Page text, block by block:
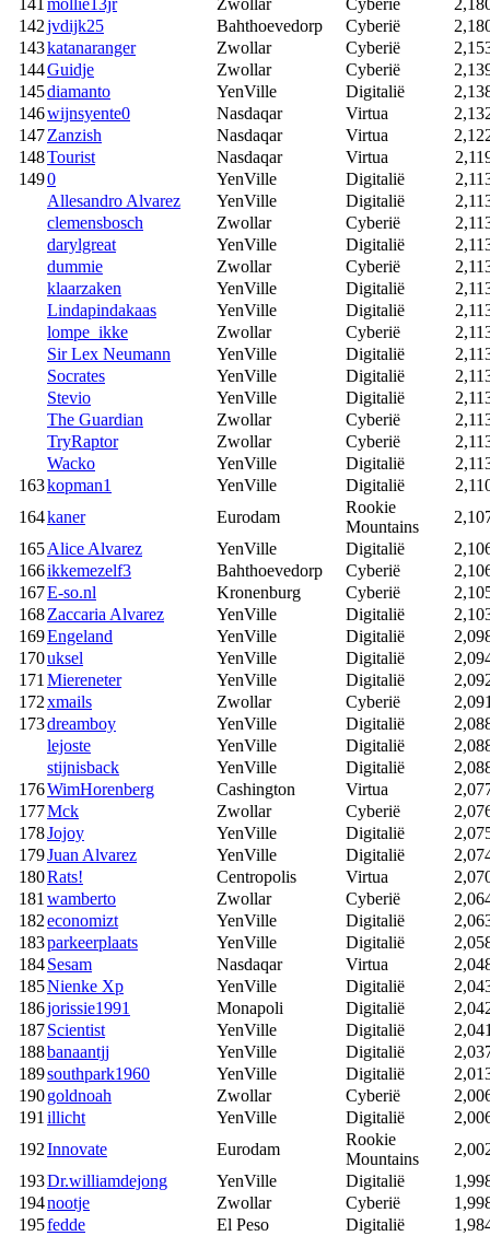
141mollie13jr Zwollar Cyberië
142jvdijk25 Bahthoevedorp Cyberië
143katanaranger Zwollar Cyberië
144Guidje Zwollar Cyberië
145diamanto YenVille Digitalië
146wijnsyente0 Nasdaqar Virtua
147Zanzish Nasdaqar Virtua
148Tourist Nasdaqar Virtua
1490 YenVille Digitalië
Allesandro Alvarez
YenVille Digitalië
clemensbosch
Zwollar Cyberië
darylgreat
YenVille Digitalië
dummie
Zwollar Cyberië
klaarzaken
YenVille Digitalië
Lindapindakaas
YenVille Digitalië
lompe_ikke
Zwollar Cyberië
Sir Lex Neumann
YenVille Digitalië
Socrates
YenVille Digitalië
Stevio
YenVille Digitalië
The Guardian
Zwollar Cyberië
TryRaptor
Zwollar Cyberië
Wacko
YenVille Digitalië
163kopman1 YenVille Digitalië
164kaner Eurodam
Rookie
Mountains
165Alice Alvarez YenVille Digitalië
166ikkemezelf3 Bahthoevedorp Cyberië
167E-so.nl Kronenburg Cyberië
168Zaccaria Alvarez YenVille Digitalië
169Engeland YenVille Digitalië
170uksel YenVille Digitalië
171Miereneter YenVille Digitalië
172xmails Zwollar Cyberië
173dreamboy YenVille Digitalië
lejoste
YenVille Digitalië
stijnisback
YenVille Digitalië
176WimHorenberg Cashington Virtua
177Mck Zwollar Cyberië
178Jojoy YenVille Digitalië
179Juan Alvarez YenVille Digitalië
180Rats! Centropolis Virtua
181wamberto Zwollar Cyberië
182economizt YenVille Digitalië
183parkeerplaats YenVille Digitalië
184Sesam Nasdaqar Virtua
185Nienke Xp YenVille Digitalië
186jorissie1991 Monapoli Digitalië
187Scientist YenVille Digitalië
188banaantjj YenVille Digitalië
189southpark1960 YenVille Digitalië
190goldnoah Zwollar Cyberië
191illicht YenVille Digitalië
192Innovate Eurodam
Rookie
Mountains
193Dr.williamdejong YenVille Digitalië
194nootje Zwollar Cyberië
195fedde El Peso Digitalië